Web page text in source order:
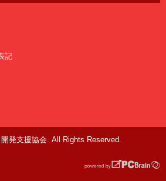
記
発支援協会. All Rights Reserved.